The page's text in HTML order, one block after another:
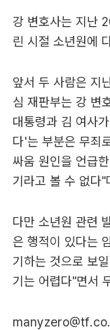
강 변호사는 지난
린 시절 소년원에
앞서 두 사람은 지
심 재판부는 강 변
대통령과 김 여사
다'는 부분은 무죄
싸움 원인을 언급
기라고 볼 수 없다"
다만 소년원 관련
은 행적이 있다는
기하는 것으로 보
기는 어렵다"면서